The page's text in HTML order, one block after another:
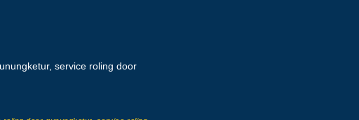
service roling door